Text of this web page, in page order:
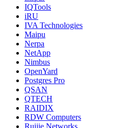
IQTools
iRU
IVA Technologies
Maipu
Nerpa
NetApp
Nimbus
OpenYard
Postgres Pro
QSAN
QTECH
RAIDIX
RDW Computers
Ruijie Networks